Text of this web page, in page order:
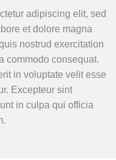
adipiscing elit, sed
et dolore magna
nostrud exercitation
commodo consequat.
in voluptate velit esse
Excepteur sint
in culpa qui officia